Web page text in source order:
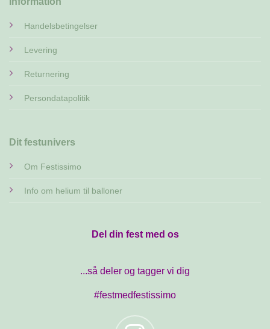
Handelsbetingelser
Levering
Returnering
Persondatapolitik
Dit festunivers
Om Festissimo
Info om helium til balloner
Del din fest med os
...så deler og tagger vi dig
#festmedfestissimo